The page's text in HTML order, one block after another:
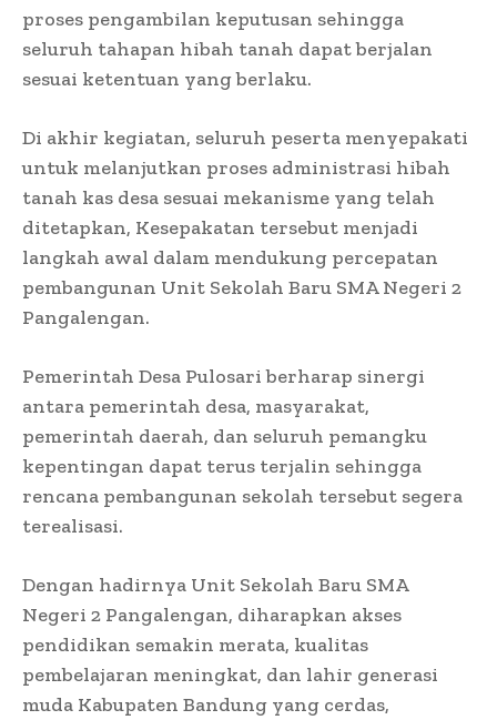
proses pengambilan keputusan sehingga
seluruh tahapan hibah tanah dapat berjalan
sesuai ketentuan yang berlaku.
Di akhir kegiatan, seluruh peserta menyepakati
untuk melanjutkan proses administrasi hibah
tanah kas desa sesuai mekanisme yang telah
ditetapkan, Kesepakatan tersebut menjadi
langkah awal dalam mendukung percepatan
pembangunan Unit Sekolah Baru SMA Negeri 2
Pangalengan.
Pemerintah Desa Pulosari berharap sinergi
antara pemerintah desa, masyarakat,
pemerintah daerah, dan seluruh pemangku
kepentingan dapat terus terjalin sehingga
rencana pembangunan sekolah tersebut segera
terealisasi.
Dengan hadirnya Unit Sekolah Baru SMA
Negeri 2 Pangalengan, diharapkan akses
pendidikan semakin merata, kualitas
pembelajaran meningkat, dan lahir generasi
muda Kabupaten Bandung yang cerdas,